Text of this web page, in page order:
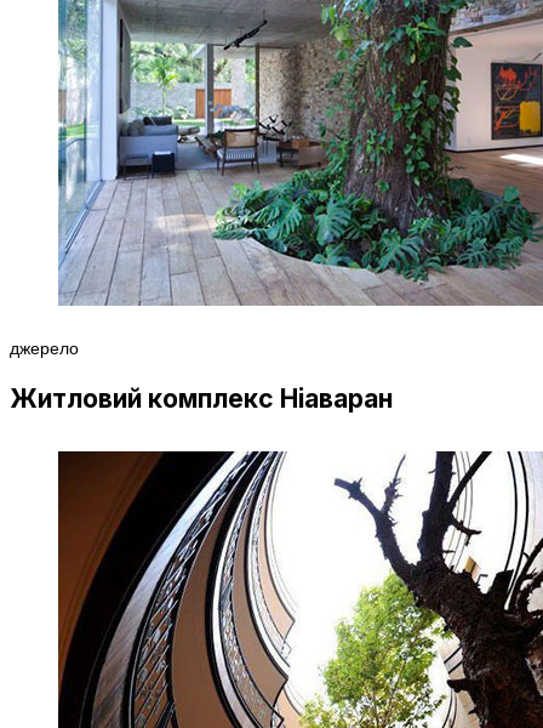
джерело
Житловий комплекс Ніаваран